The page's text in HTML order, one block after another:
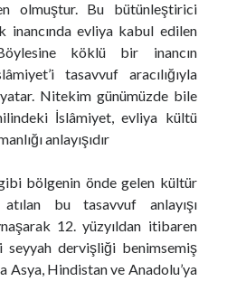
olmuştur. Bu bütünleştirici
inancında evliya kabul edilen
köklü bir inancın
tasavvuf aracılığıyla
Nitekim günümüzde bile
İslâmiyet, evliya kültü
anlayışıdır
bölgenin önde gelen kültür
bu tasavvuf anlayışı
12. yüzyıldan itibaren
seyyah dervişliği benimsemiş
Asya, Hindistan ve Anadolu’ya